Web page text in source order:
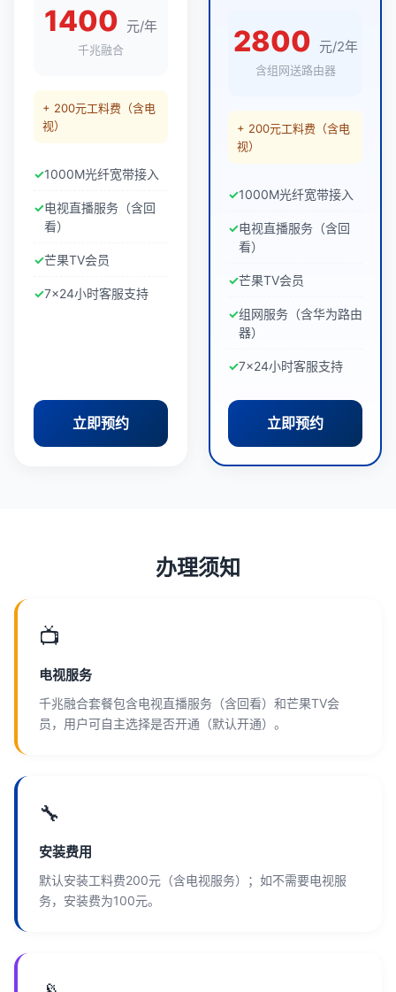
1400 元/年
千兆融合
+ 200元工料费（含电
视）
1000M光纤宽带接入
电视直播服务（含回
看）
芒果TV会员
7×24小时客服支持
立即预约
2800 元/2年
含组网送路由器
+ 200元工料费（含电
视）
1000M光纤宽带接入
电视直播服务（含回
看）
芒果TV会员
组网服务（含华为路由
器）
7×24小时客服支持
立即预约
办理须知
📺
电视服务
千兆融合套餐包含电视直播服务（含回看）和芒果TV会
员，用户可自主选择是否开通（默认开通）。
🔧
安装费用
默认安装工料费200元（含电视服务）；如不需要电视服
务，安装费为100元。